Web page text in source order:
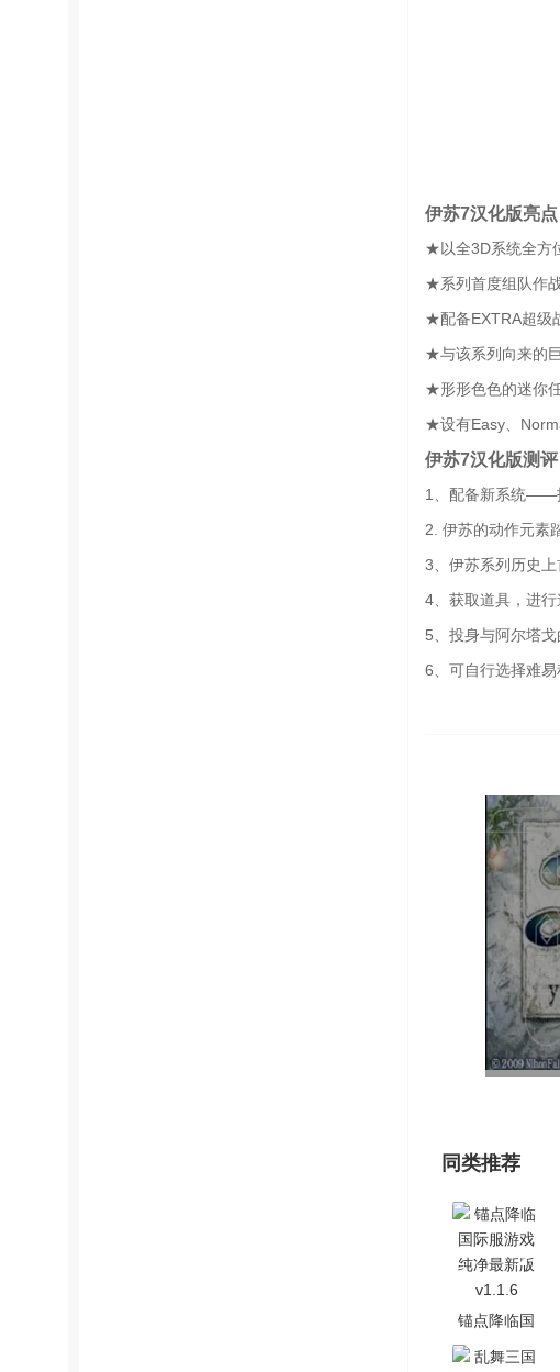
伊苏7汉化版亮点
★以全3D系统全方
★系列首度组队作
★配备EXTRA超级
★与该系列向来的
★形形色色的迷你
★设有Easy、
伊苏7汉化版测评
1、配备新系统——
2. 伊苏的动作元素
3、伊苏系列历史
4、获取道具，进
5、投身与阿尔塔
6、可自行选择难易
同类推荐
锚点降临国
际服游戏纯